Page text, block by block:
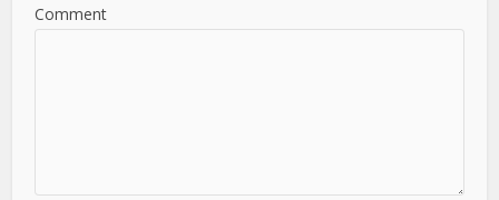
Comment